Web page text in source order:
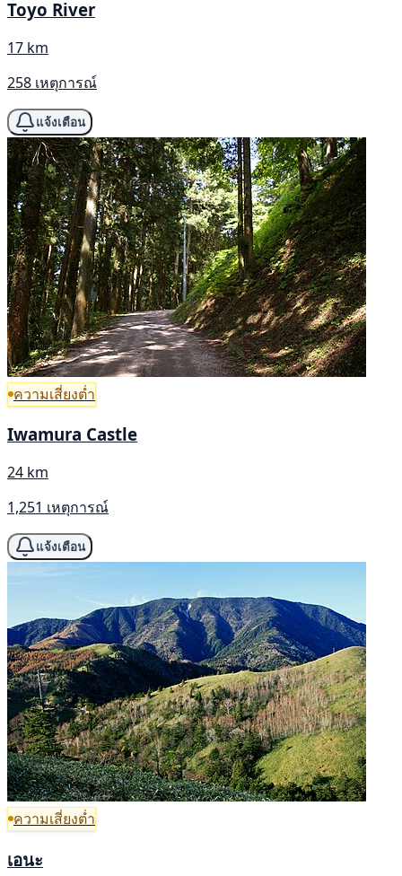
Toyo River
17 km
258 เหตุการณ์
แจ้งเตือน
ความเสี่ยงต่ำ
Iwamura Castle
24 km
1,251 เหตุการณ์
แจ้งเตือน
ความเสี่ยงต่ำ
เอนะ